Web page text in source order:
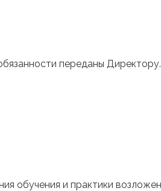
переданы Директору.
обучения и практики